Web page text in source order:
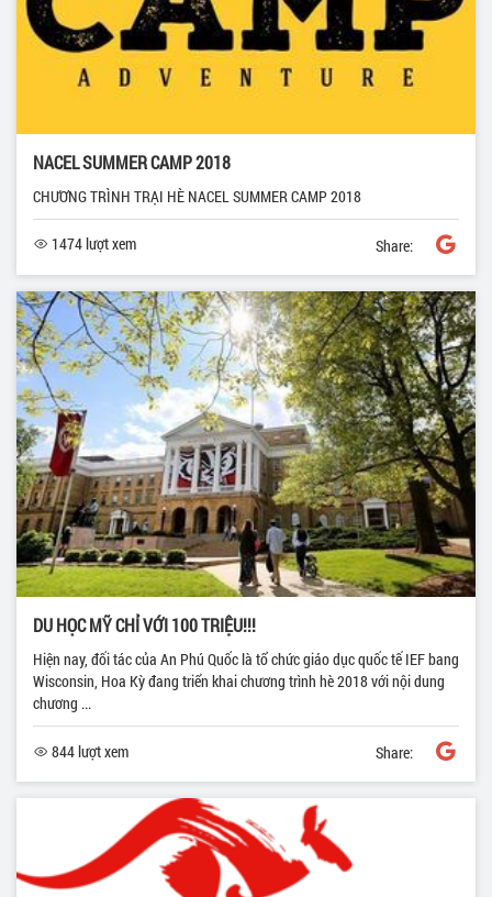
NACEL SUMMER CAMP 2018
CHƯƠNG TRÌNH TRẠI HÈ NACEL SUMMER CAMP 2018
1474 lượt xem Share:
DU HỌC MỸ CHỈ VỚI 100 TRIỆU!!!
Hiện nay, đối tác của An Phú Quốc là tổ chức giáo dục quốc tế IEF bang
Wisconsin, Hoa Kỳ đang triển khai chương trình hè 2018 với nội dung
chương ...
844 lượt xem Share: